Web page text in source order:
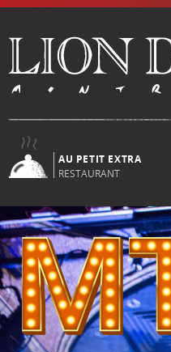
AU PETIT EXTRA
RESTAURANT